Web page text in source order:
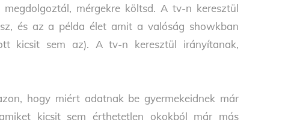
mérgekre költsd. A tv-n keresztül
és az a példa élet amit a valóság showkban
kicsit sem az). A tv-n keresztül irányítanak,
hogy miért adatnak be gyermekeidnek már
kicsit sem érthetetlen okokból már más